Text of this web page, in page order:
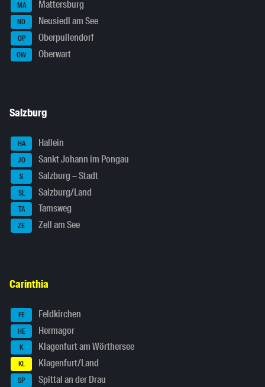
MA Mattersburg
ND Neusiedl am See
OP Oberpullendorf
OW Oberwart
Salzburg
HA Hallein
JO Sankt Johann im Pongau
S Salzburg – Stadt
SL Salzburg/Land
TA Tamsweg
ZE Zell am See
Carinthia
FE Feldkirchen
HE Hermagor
K Klagenfurt am Wörthersee
KL Klagenfurt/Land
SP Spittal an der Drau